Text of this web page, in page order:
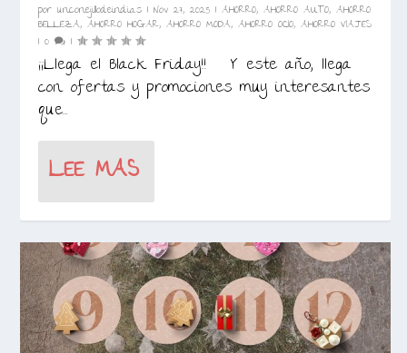
porunconejillodeindias |Nov 27, 2025 |AHORRO,AHORRO AUTO,AHORRO
BELLEZA,AHORRO HOGAR,AHORRO MODA,AHORRO OCIO,AHORRO VIAJES
|0 |
¡¡Llega el Black Friday!! Y este año, llega
con ofertas y promociones muy interesantes
que...
LEE MAS